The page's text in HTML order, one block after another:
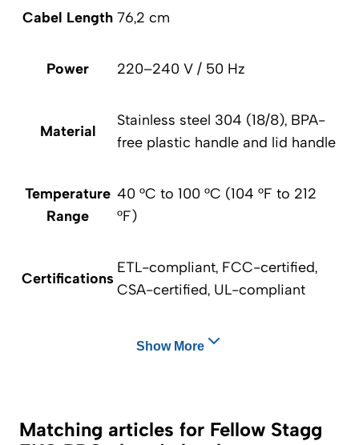
Cabel Length 76,2 cm
Power 220–240 V / 50 Hz
Material
Stainless steel 304 (18/8), BPA-
free plastic handle and lid handle
Temperature
Range
40 °C to 100 °C (104 °F to 212
°F)
Certifications
ETL-compliant, FCC-certified,
CSA-certified, UL-compliant
Show More
Matching articles for Fellow Stagg